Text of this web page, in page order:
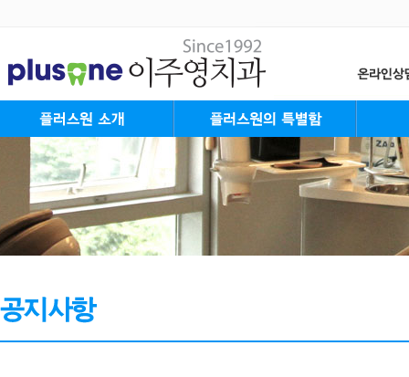
플러스원 Mission&Vision
대표원장 인사말
플러스원 가족들
플러스원 둘러보기
진료안내&오시는길 플러스원의 특별함
플러스원 System
플러스원 Staff 성장
청소
성인
장년